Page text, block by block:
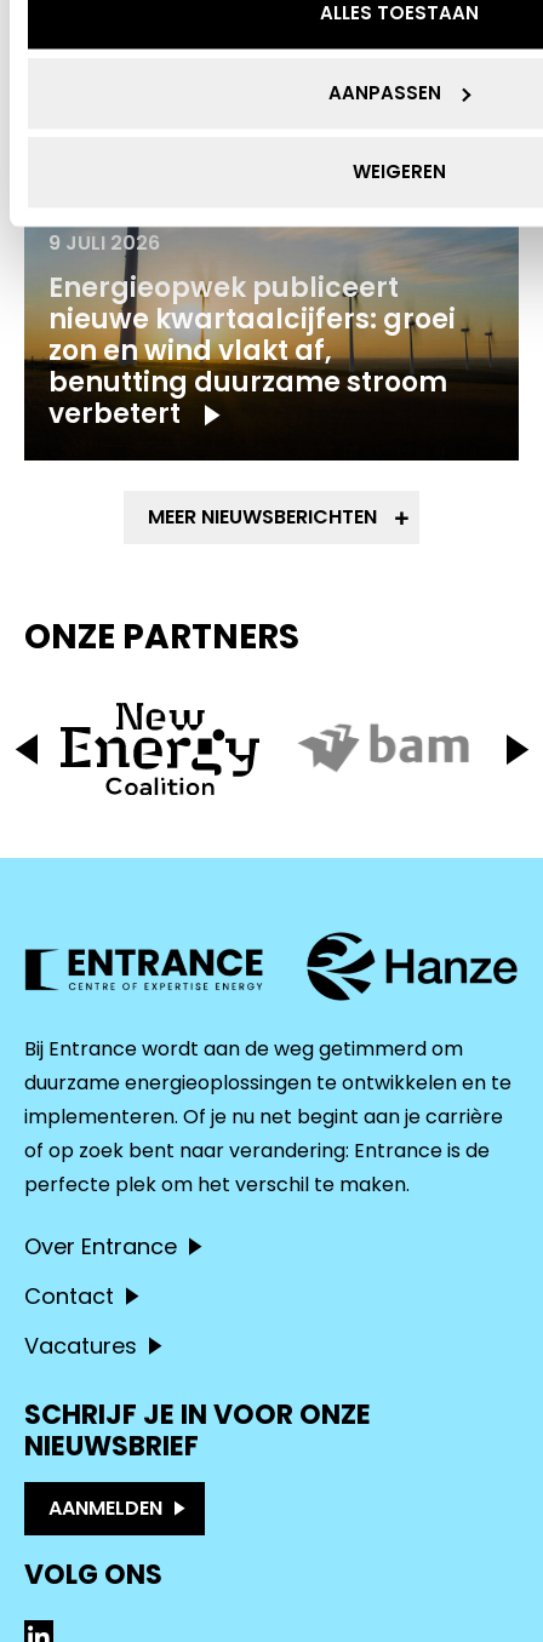
ALLES TOESTAAN
AANPASSEN
WEIGEREN
9 JULI 2026
Energieopwek publiceert
nieuwe kwartaalcijfers: groei
zon en wind vlakt af,
benutting duurzame stroom
verbetert
MEER NIEUWSBERICHTEN
ONZE PARTNERS
Bij Entrance wordt aan de weg getimmerd om
duurzame energieoplossingen te ontwikkelen en te
implementeren. Of je nu net begint aan je carrière
of op zoek bent naar verandering: Entrance is de
perfecte plek om het verschil te maken.
Over Entrance
Contact
Vacatures
SCHRIJF JE IN VOOR ONZE
NIEUWSBRIEF
AANMELDEN
VOLG ONS
LinkedIn